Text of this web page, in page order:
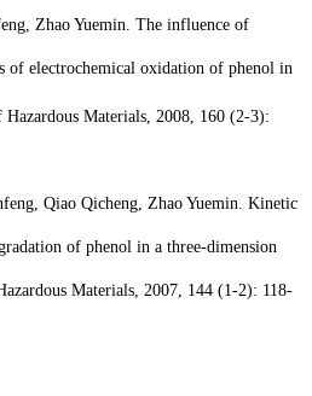
Zhao Yuemin. The influence of
of electrochemical oxidation of phenol in
Hazardous Materials, 2008, 160 (2-3):
Qiao Qicheng, Zhao Yuemin. Kinetic
of phenol in a three-dimension
Materials, 2007, 144 (1-2): 118-